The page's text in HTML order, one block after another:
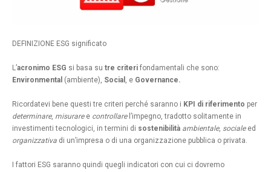
DEFINIZIONE ESG significato
L’acronimo ESG si basa su tre criteri fondamentali che sono:
Environmental (ambiente), Social , e Governance.
Ricordatevi bene questi tre criteri perché saranno i KPI di riferimento per
determinare, misurare e controllare l’impegno, tradotto solitamente in
investimenti tecnologici, in termini di sostenibilità ambientale, sociale ed
organizzativa di un’impresa o di una organizzazione pubblica o privata.
I fattori ESG saranno quindi quegli indicatori con cui ci dovremo